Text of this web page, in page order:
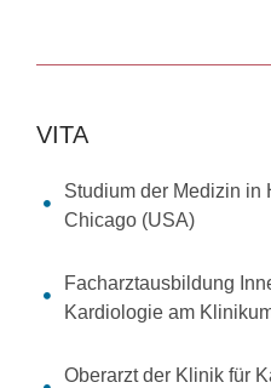
VITA
Studium der Medizin in
Chicago (USA)
Facharztausbildung
Kardiologie am
Oberarzt der Klinik für